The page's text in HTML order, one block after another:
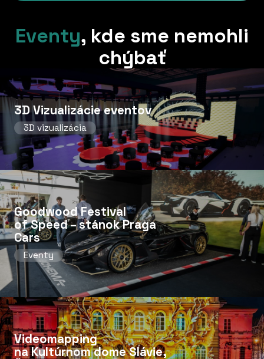
Eventy, kde sme nemohli
chýbať
3D Vizualizácie eventov
3D vizualizácia
Goodwood Festival
of Speed ​​– stánok Praga
Cars
Eventy
Videomapping
na Kultúrnom dome Slávie,